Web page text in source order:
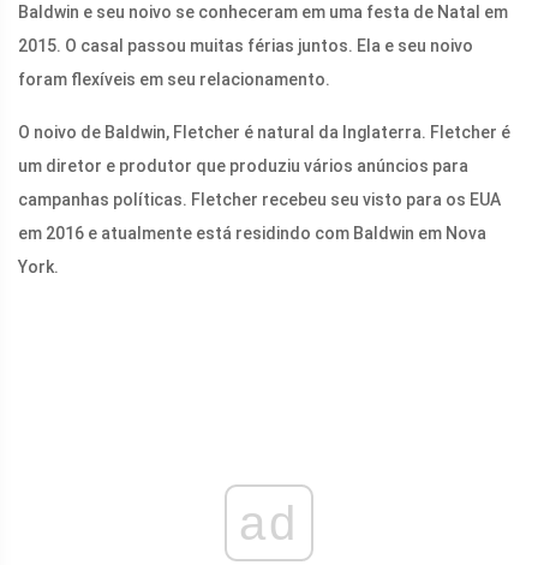
Baldwin e seu noivo se conheceram em uma festa de Natal em
2015. O casal passou muitas férias juntos. Ela e seu noivo
foram flexíveis em seu relacionamento.
O noivo de Baldwin, Fletcher é natural da Inglaterra. Fletcher é
um diretor e produtor que produziu vários anúncios para
campanhas políticas. Fletcher recebeu seu visto para os EUA
em 2016 e atualmente está residindo com Baldwin em Nova
York.
ad